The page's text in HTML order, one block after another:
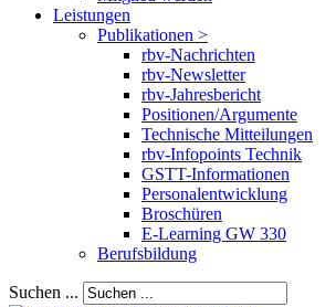
Leistungen
Publikationen >
rbv-Nachrichten
rbv-Newsletter
rbv-Jahresbericht
Positionen/Argumente
Technische Mitteilungen
rbv-Infopoints Technik
GSTT-Informationen
Personalentwicklung
Broschüren
E-Learning GW 330
Berufsbildung
Suchen ...